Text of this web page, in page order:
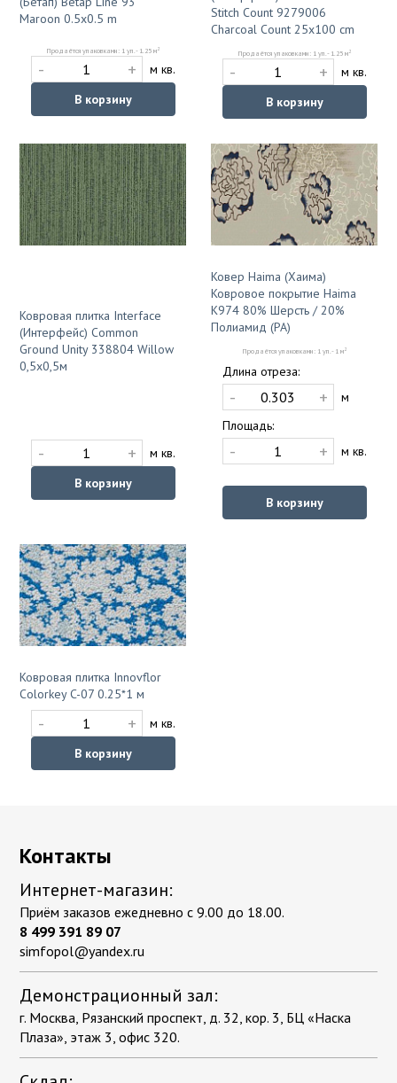
Maroon 0.5x0.5 m
Продаётся упаковками: 1 уп. - 1.25 м2
- +
м кв.
В корзину
Stitch Count 9279006
Charcoal Count 25x100 cm
Продаётся упаковками: 1 уп. - 1.25 м2
- +
м кв.
В корзину
Ковровая плитка Interface
(Интерфейс) Common
Ground Unity 338804 Willow
0,5x0,5м
- +
м кв.
В корзину
Ковер Haima (Хаима)
Ковровое покрытие Haima
К974 80% Шерсть / 20%
Полиамид (PA)
Продаётся упаковками: 1 уп. - 1 м2
Длина отреза:
- +
м
Площадь:
- + м кв.
В корзину
Ковровая плитка Innovflor
Colorkey C-07 0.25*1 м
- +
м кв.
В корзину
Контакты
Интернет-магазин:
Приём заказов ежедневно с 9.00 до 18.00.
8 499 391 89 07
simfopol@yandex.ru
Демонстрационный зал:
г. Москва, Рязанский проспект, д. 32, кор. 3, БЦ «Наска
Плаза», этаж 3, офис 320.